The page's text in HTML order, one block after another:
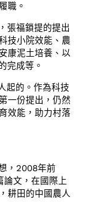
職。
張福鎖提的提出
技小院效能、農
康泥土培養、以
完成等。
起的。作為科技
一份提出，仍然
效能，助力村落
，2008年前
論文，在國際上
耕田的中國農人